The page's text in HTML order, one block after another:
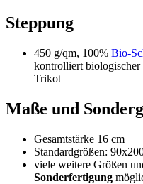
Steppung
450 g/qm, 100% Bio-
kontrolliert
Trikot
Maße und
Gesamtstärke 16 cm
Standardgrößen:
viele weitere Größen
Sonderfertigung